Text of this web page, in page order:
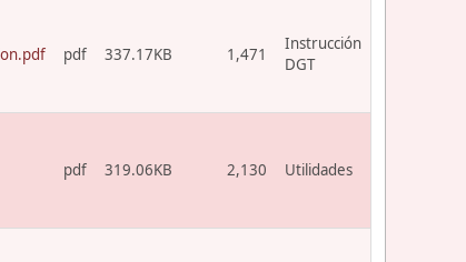
pdf 337.17KB 1,471
Instrucción
DGT
pdf 319.06KB 2,130 Utilidades